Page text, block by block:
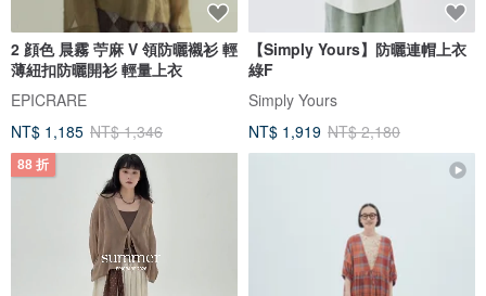
2 顔色 晨霧 苧麻 V 領防曬襯衫 輕
薄紐扣防曬開衫 輕量上衣
EPICRARE
NT$ 1,185 NT$ 1,346
【Simply Yours】防曬連帽上衣
綠F
Simply Yours
NT$ 1,919 NT$ 2,180
88 折